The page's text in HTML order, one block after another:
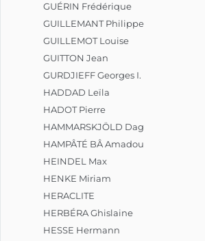
GUÉRIN Frédérique
GUILLEMANT Philippe
GUILLEMOT Louise
GUITTON Jean
GURDJIEFF Georges I.
HADDAD Leïla
HADOT Pierre
HAMMARSKJÖLD Dag
HAMPÂTÉ BÂ Amadou
HEINDEL Max
HENKE Miriam
HERACLITE
HERBÉRA Ghislaine
HESSE Hermann